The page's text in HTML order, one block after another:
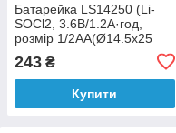
Батарейка LS14250 (Li-
SOCl2, 3.6В/1.2А·год,
розмір 1/2AA(Ø14.5x25
243 ₴
Купити